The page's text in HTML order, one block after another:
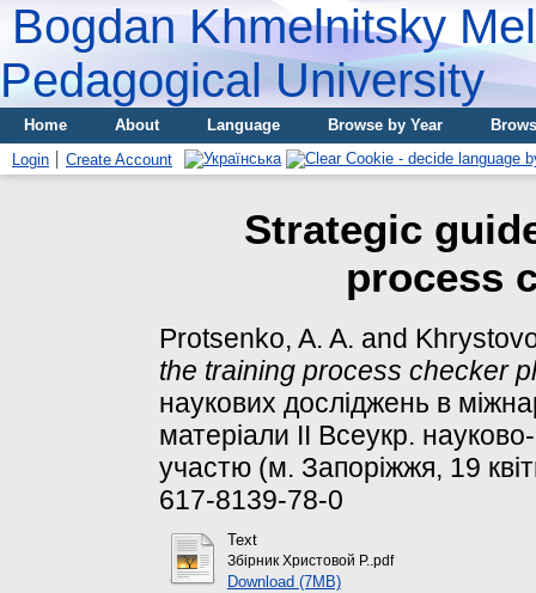
Bogdan Khmelnitsky
Pedagogical University
Home About Language Browse by Year
Login
Create Account
Strategic
process
Protsenko, A. A. and
the training process checker
наукових досліджень в
матеріали ІІ Всеукр.
участю (м. Запоріжжя, 19
617-8139-78-0
Text
Збірник Христовой Р..pdf
Download (7MB)